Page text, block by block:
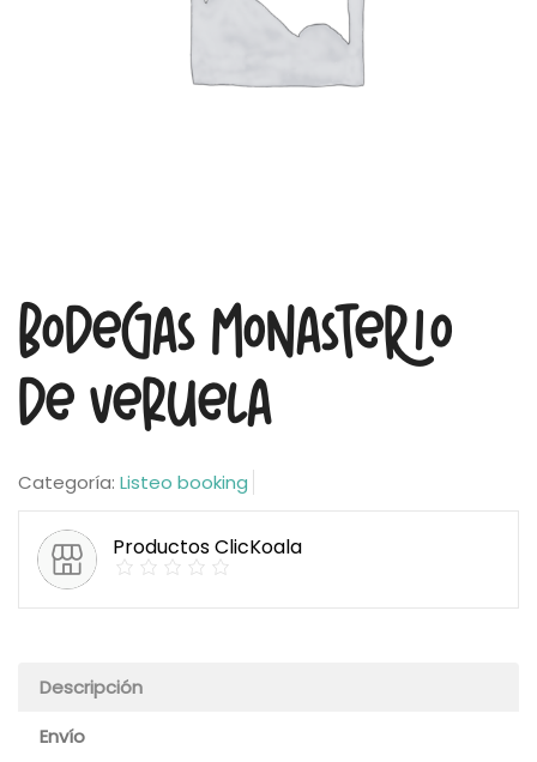
Bodegas Monasterio
de Veruela
Categoría: Listeo booking
Productos ClicKoala
Descripción
Envío